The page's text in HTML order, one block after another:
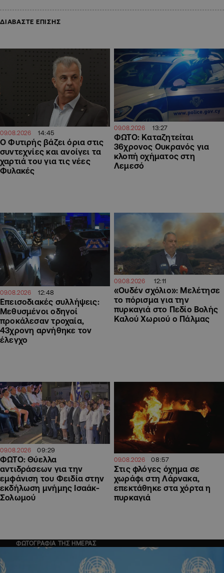
ΔΙΑΒΑΣΤΕ ΕΠΙΣΗΣ
09.08.2026 14:45
O Φυτιρής βάζει όρια στις
συντεχνίες και ανοίγει τα
χαρτιά του για τις νέες
Φυλακές
09.08.2026 13:27
ΦΩΤΟ: Καταζητείται
36χρονος Ουκρανός για
κλοπή οχήματος στη
Λεμεσό
09.08.2026 12:48
Επεισοδιακές συλλήψεις:
Μεθυσμένοι οδηγοί
προκάλεσαν τροχαία,
43χρονη αρνήθηκε τον
έλεγχο
09.08.2026 12:11
«Ουδέν σχόλιο»: Μελέτησε
το πόρισμα για την
πυρκαγιά στο Πεδίο Βολής
Καλού Χωριού ο Πάλμας
09.08.2026 09:29
ΦΩΤΟ: Θύελλα
αντιδράσεων για την
εμφάνιση του Φειδία στην
εκδήλωση μνήμης Ισαάκ-
Σολωμού
09.08.2026 08:57
Στις φλόγες όχημα σε
χωράφι στη Λάρνακα,
επεκτάθηκε στα χόρτα η
πυρκαγιά
ΦΩΤΟΓΡΑΦΙΑ ΤΗΣ ΗΜΕΡΑΣ